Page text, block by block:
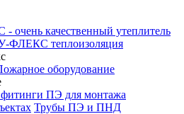
очень качественный утеплитель
ФЛЕКС теплоизоляция
оборудование
ПЭ для монтажа
Трубы ПЭ и ПНД